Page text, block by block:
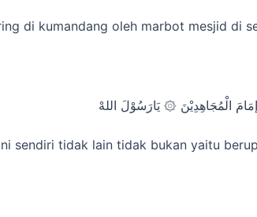
di kumandang oleh marbot mesjid di
الْمُجَاهِدِيْنَ ۞ يَارَسُوْلَ اللهْ
sendiri tidak lain tidak bukan yaitu